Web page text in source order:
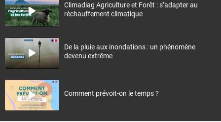
Climadiag Agriculture et Forêt : s’adapter au
réchauffement climatique
De la pluie aux inondations : un phénomène
devenu extrême
Comment prévoit-on le temps ?